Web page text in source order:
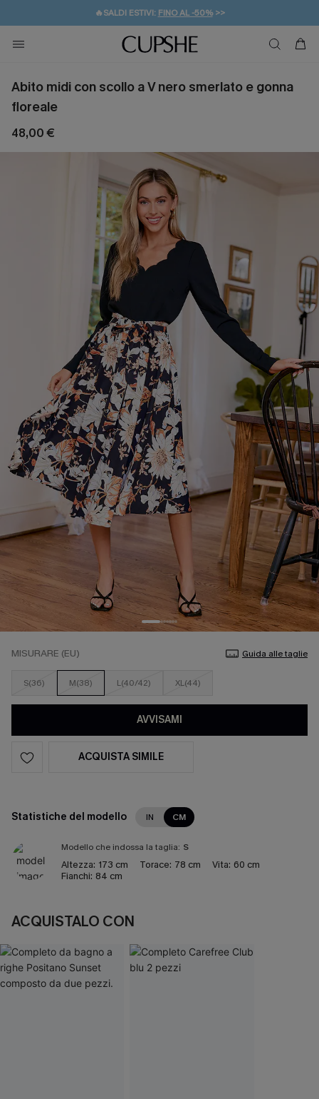
🔥SALDI ESTIVI: FINO AL -50%>>
🚚SPEDIZIONE GRATUITA DA 49€
💌REGALO PER I NUOVI: 20% DI SCONTO*
Abito midi con scollo a V nero smerlato e gonna
floreale
48,00 €
MISURARE (EU) Guida alle taglie
S(36) M(38) L(40/42) XL(44)
AVVISAMI
ACQUISTA SIMILE
Statistiche del modello IN CM
Modello che indossa la taglia: S
Altezza: 173 cm Torace: 78 cm Vita: 60 cm
Fianchi: 84 cm
ACQUISTALO CON